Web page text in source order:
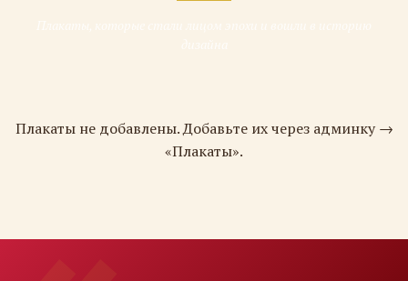
Плакаты не добавлены. Добавьте их через админку →
«Плакаты».